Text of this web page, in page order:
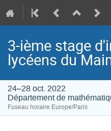
3-ième stage
lycéens du
24–28 oct. 2022
Département de
Fuseau horaire Europe/Paris